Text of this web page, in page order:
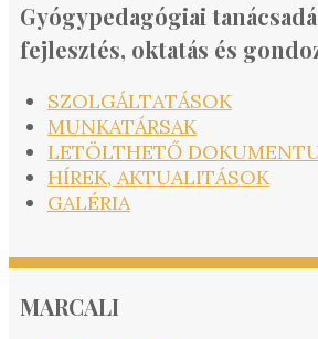
Gyógypedagógiai
fejlesztés, oktatás és
SZOLGÁLTATÁSOK
MUNKATÁRSAK
LETÖLTHETŐ
HÍREK, AKTUALITÁSOK
GALÉRIA
MARCALI